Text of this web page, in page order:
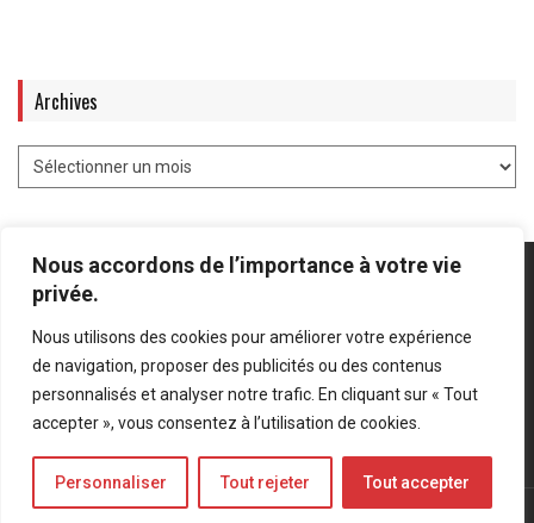
Nous accordons de l’importance à votre vie
privée.
Nous utilisons des cookies pour améliorer votre expérience
de navigation, proposer des publicités ou des contenus
personnalisés et analyser notre trafic. En cliquant sur « Tout
accepter », vous consentez à l’utilisation de cookies.
Personnaliser Tout rejeter Tout accepter
Archives
Mentions légales Politique de confidentialité
Bluesky
LinkedIn
Twitter
© Forces Operations Blog - 2022